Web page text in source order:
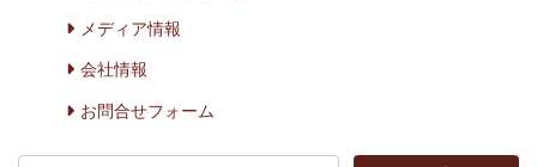
メディア情報
会社情報
お問合せフォーム